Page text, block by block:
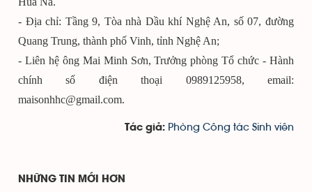
- Địa chỉ: Tầng 9, Tòa nhà Dầu khí Nghệ An, số 07, đường
Quang Trung, thành phố Vinh, tỉnh Nghệ An;
- Liên hệ ông Mai Minh Sơn, Trưởng phòng Tổ chức - Hành
chính số điện thoại 0989125958, email:
maisonhhc@gmail.com.
Tác giả: Phòng Công tác Sinh viên
NHỮNG TIN MỚI HƠN